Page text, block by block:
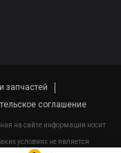
запчастей
соглашение
на сайте информация носит
условиях не является